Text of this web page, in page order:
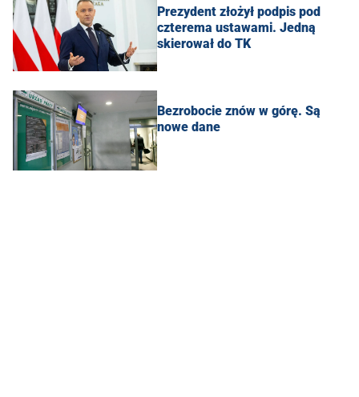
Prezydent złożył podpis pod
czterema ustawami. Jedną
skierował do TK
Bezrobocie znów w górę. Są
nowe dane